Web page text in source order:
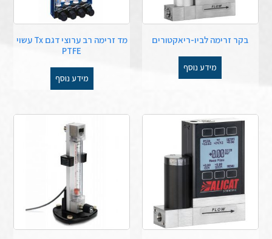
בקר זרימה לביו-ריאקטורים
מידע נוסף
מד זרימה רב ערוצי דגם Tx עשוי
PTFE
מידע נוסף